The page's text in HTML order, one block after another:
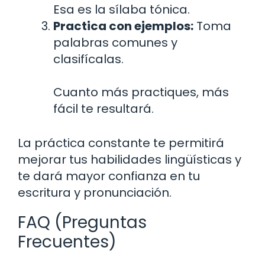
Esa es la sílaba tónica.
Practica con ejemplos: Toma
palabras comunes y
clasifícalas.
Cuanto más practiques, más
fácil te resultará.
La práctica constante te permitirá
mejorar tus habilidades lingüísticas y
te dará mayor confianza en tu
escritura y pronunciación.
FAQ (Preguntas
Frecuentes)